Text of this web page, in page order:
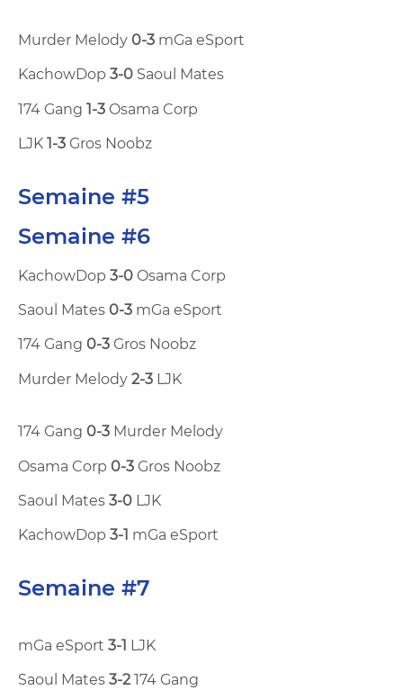
Murder Melody 0-3 mGa eSport
KachowDop 3-0 Saoul Mates
174 Gang 1-3 Osama Corp
LJK 1-3 Gros Noobz
Semaine #5
Semaine #6
KachowDop 3-0 Osama Corp
Saoul Mates 0-3 mGa eSport
174 Gang 0-3 Gros Noobz
Murder Melody 2-3 LJK
174 Gang 0-3 Murder Melody
Osama Corp 0-3 Gros Noobz
Saoul Mates 3-0 LJK
KachowDop 3-1 mGa eSport
Semaine #7
mGa eSport 3-1 LJK
Saoul Mates 3-2174 Gang